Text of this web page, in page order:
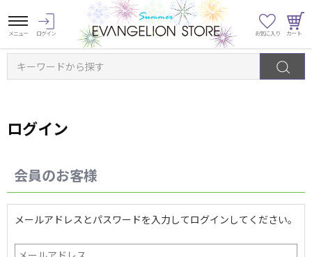
キーワードから探す
ログイン
会員のお客様
メールアドレスとパスワードを入力してログインしてください。